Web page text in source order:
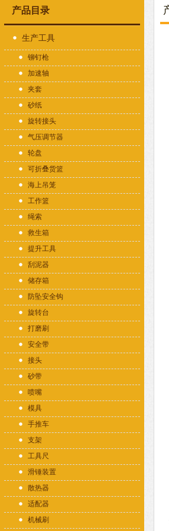
产品目录
生产工具
铆钉枪
加速轴
夹套
砂纸
旋转接头
气压调节器
轮盘
可折叠货篮
海上吊笼
工作篮
绳索
救生箱
提升工具
刮泥器
储存箱
防坠安全钩
旋转台
打磨刷
安全带
接头
砂带
喷嘴
模具
手推车
支架
工具尺
滑锤装置
散热器
适配器
机械刷